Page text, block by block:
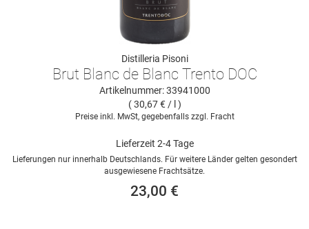
Distilleria Pisoni
Brut Blanc de Blanc Trento DOC
Artikelnummer: 33941000
( 30,67 € / l )
Preise inkl. MwSt, gegebenfalls zzgl. Fracht
Lieferzeit 2-4 Tage
Lieferungen nur innerhalb Deutschlands. Für weitere Länder gelten gesondert
ausgewiesene Frachtsätze.
23,00 €